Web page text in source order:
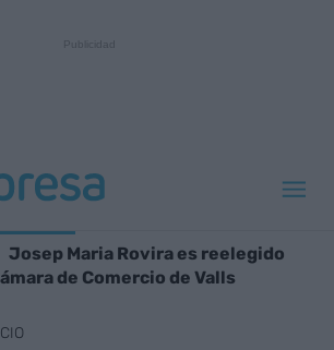
Josep Maria Rovira es reelegido
de Comercio de Valls